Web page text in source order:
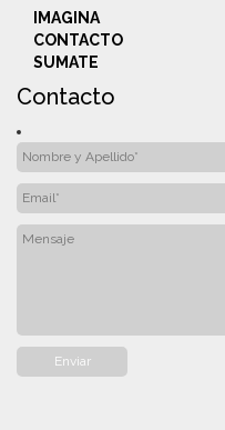
IMAGINA
CONTACTO
SUMATE
Contacto